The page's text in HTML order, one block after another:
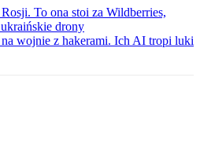
To ona stoi za Wildberries,
drony
na wojnie z hakerami. Ich AI tropi luki